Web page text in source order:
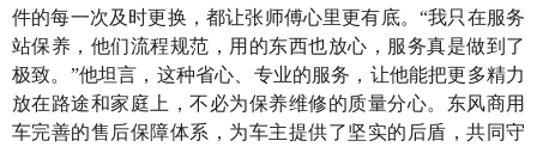
件的每一次及时更换，都让张师傅心里更有底。“我只在服务
站保养，他们流程规范，用的东西也放心，服务真是做到了
极致。”他坦言，这种省心、专业的服务，让他能把更多精力
放在路途和家庭上，不必为保养维修的质量分心。东风商用
车完善的售后保障体系，为车主提供了坚实的后盾，共同守